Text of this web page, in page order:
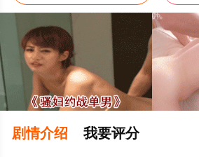
剧情介绍 我要评分